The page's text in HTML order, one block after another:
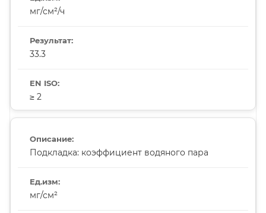
мг/см²/ч
33.3
≥ 2
Подкладка: коэффициент водяного пара
мг/см²